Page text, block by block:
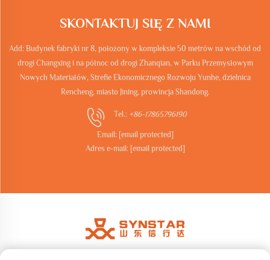
SKONTAKTUJ SIĘ Z NAMI
Add: Budynek fabryki nr 8, położony w kompleksie 50 metrów na wschód od
drogi Changxing i na północ od drogi Zhanqian, w Parku Przemysłowym
Nowych Materiałów, Strefie Ekonomicznego Rozwoju Yunhe, dzielnica
Rencheng, miasto Jining, prowincja Shandong.
Tel.: +86-17865796190
Email: [email protected]
Adres e-mail: [email protected]